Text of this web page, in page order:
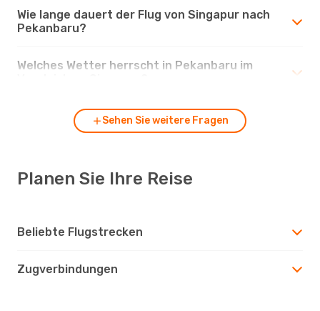
Wie lange dauert der Flug von Singapur nach
Pekanbaru?
Welches Wetter herrscht in Pekanbaru im
Sehen Sie weitere Fragen
Planen Sie Ihre Reise
Beliebte Flugstrecken
Zugverbindungen